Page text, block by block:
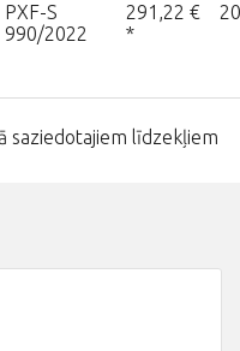
PXF-S
990/2022
291,22 €
*
saziedotajiem līdzekļiem